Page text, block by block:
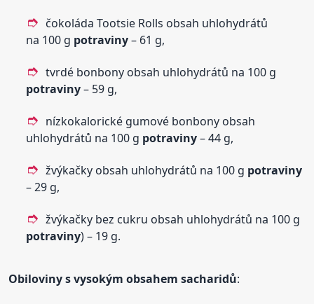
čokoláda Tootsie Rolls obsah uhlohydrátů
na 100 g potraviny– 61 g,
tvrdé bonbony obsah uhlohydrátů na 100 g
potraviny– 59 g,
nízkokalorické gumové bonbony obsah
uhlohydrátů na 100 g potraviny– 44 g,
žvýkačky obsah uhlohydrátů na 100 g potraviny
– 29 g,
žvýkačky bez cukru obsah uhlohydrátů na 100 g
potraviny) – 19 g.
Obiloviny s vysokým obsahem sacharidů: